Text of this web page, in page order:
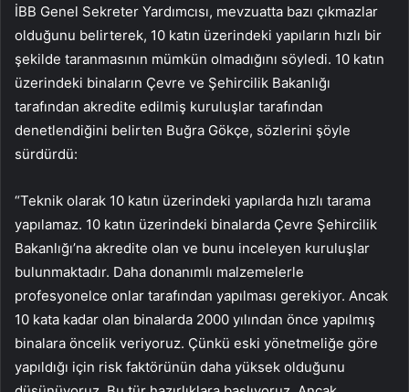
İBB Genel Sekreter Yardımcısı, mevzuatta bazı çıkmazlar
olduğunu belirterek, 10 katın üzerindeki yapıların hızlı bir
şekilde taranmasının mümkün olmadığını söyledi. 10 katın
üzerindeki binaların Çevre ve Şehircilik Bakanlığı
tarafından akredite edilmiş kuruluşlar tarafından
denetlendiğini belirten Buğra Gökçe, sözlerini şöyle
sürdürdü:
“Teknik olarak 10 katın üzerindeki yapılarda hızlı tarama
yapılamaz. 10 katın üzerindeki binalarda Çevre Şehircilik
Bakanlığı’na akredite olan ve bunu inceleyen kuruluşlar
bulunmaktadır. Daha donanımlı malzemelerle
profesyonelce onlar tarafından yapılması gerekiyor. Ancak
10 kata kadar olan binalarda 2000 yılından önce yapılmış
binalara öncelik veriyoruz. Çünkü eski yönetmeliğe göre
yapıldığı için risk faktörünün daha yüksek olduğunu